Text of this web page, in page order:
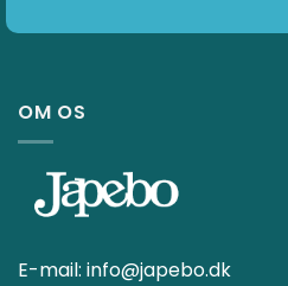
OM OS
E-mail: info@japebo.dk